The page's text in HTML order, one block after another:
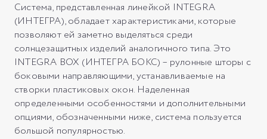
Система, представленная линейкой INTEGRA
(ИНТЕГРА), обладает характеристиками, которые
позволяют ей заметно выделяться среди
солнцезащитных изделий аналогичного типа. Это
INTEGRA BOX (ИНТЕГРА БОКС) – рулонные шторы с
боковыми направляющими, устанавливаемые на
створки пластиковых окон. Наделенная
определенными особенностями и дополнительными
опциями, обозначенными ниже, система пользуется
большой популярностью.